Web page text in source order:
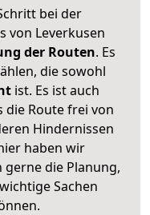
bei der
von Leverkusen
der Routen. Es
die sowohl
ist. Es ist auch
die Route frei von
Hindernissen
haben wir
die Planung,
Sachen